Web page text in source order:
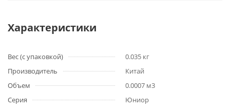
Характеристики
Вес (с упаковкой)
0.035 кг
Производитель
Китай
Объем
0.0007 м3
Серия
Юниор